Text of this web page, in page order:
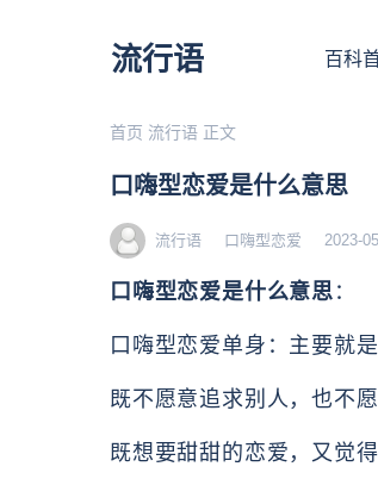
流行语 百科
首页 流行语 正文
口嗨型恋爱是什么意思
流行语 口嗨型恋爱 2023-
口嗨型恋爱是什么意思 ：
口嗨型恋爱单身：主要就
既不愿意追求别人，也不
既想要甜甜的恋爱，又觉得